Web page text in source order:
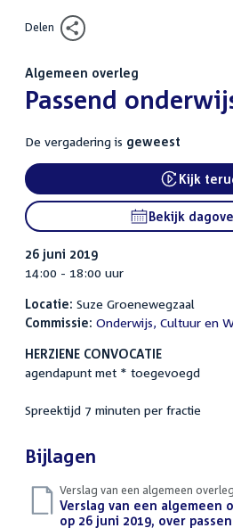
Delen
Algemeen overleg
:Passend
De vergadering is geweest
Kijk
Bekijk
26 juni 2019
14:00 - 18:00 uur
Locatie: Suze Groenewegzaal
Commissie: Onderwijs, Cultuur en
HERZIENE CONVOCATIE
agendapunt met * toegevoegd
Spreektijd 7 minuten per fractie
Bijlagen
Verslag van een algemeen overleg
Download
bestand:
Verslag van een algemeen
op 26 juni 2019, over